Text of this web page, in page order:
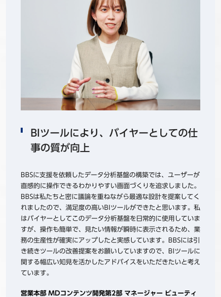
BIツールにより、バイヤーとしての仕
事の質が向上
BBSに支援を依頼したデータ分析基盤の構築では、ユーザーが
直感的に操作できるわかりやすい画面づくりを追求しました。
BBSは私たちと密に議論を重ねながら最適な設計を提案してく
れましたので、満足度の高いBIツールができたと思います。私
はバイヤーとしてこのデータ分析基盤を日常的に使用していま
すが、操作も簡単で、見たい情報が瞬時に表示されるため、業
務の生産性が確実にアップしたと実感しています。BBSには引
き続きツールの改善提案をお願いしていますので、BIツールに
関する幅広い知見を活かしたアドバイスをいただきたいと考え
ています。
営業本部 MDコンテンツ開発第2部 マネージャー ビューティ